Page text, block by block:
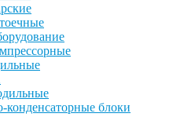
конденсаторные блоки